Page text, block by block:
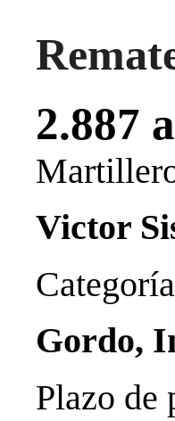
2.887
Victor
Gordo,
Plazo de